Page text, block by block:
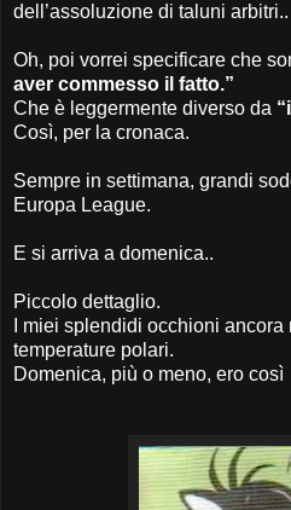
dell’assoluzione di taluni arbitri..
Oh, poi vorrei specificare che
aver commesso il fatto.”
Che è leggermente diverso da
Così, per la cronaca.
Sempre in settimana, grandi
Europa League.
E si arriva a domenica..
Piccolo dettaglio.
I miei splendidi occhioni
temperature polari.
Domenica, più o meno, ero così